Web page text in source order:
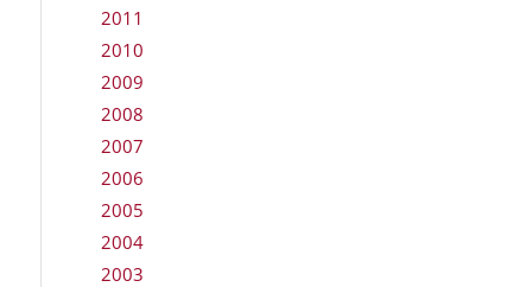
2011
2010
2009
2008
2007
2006
2005
2004
2003